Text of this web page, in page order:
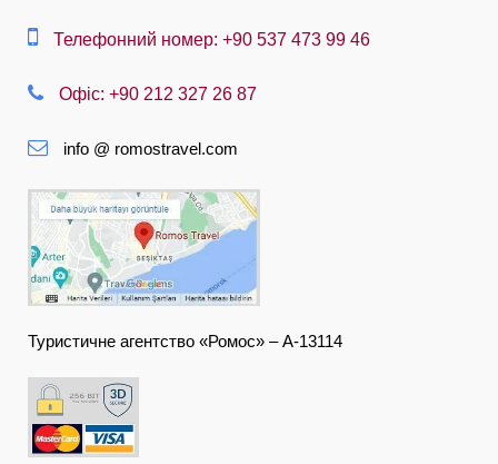
Slovenská
Suomi
Français
Deutsch
Ελληνική
Indonesia
Italiano
Телефонний номер: +90 537 473 99 46
Офіс: +90 212 327 26 87
info @ romostravel.com
Туристичне агентство «Ромос» – А-13114